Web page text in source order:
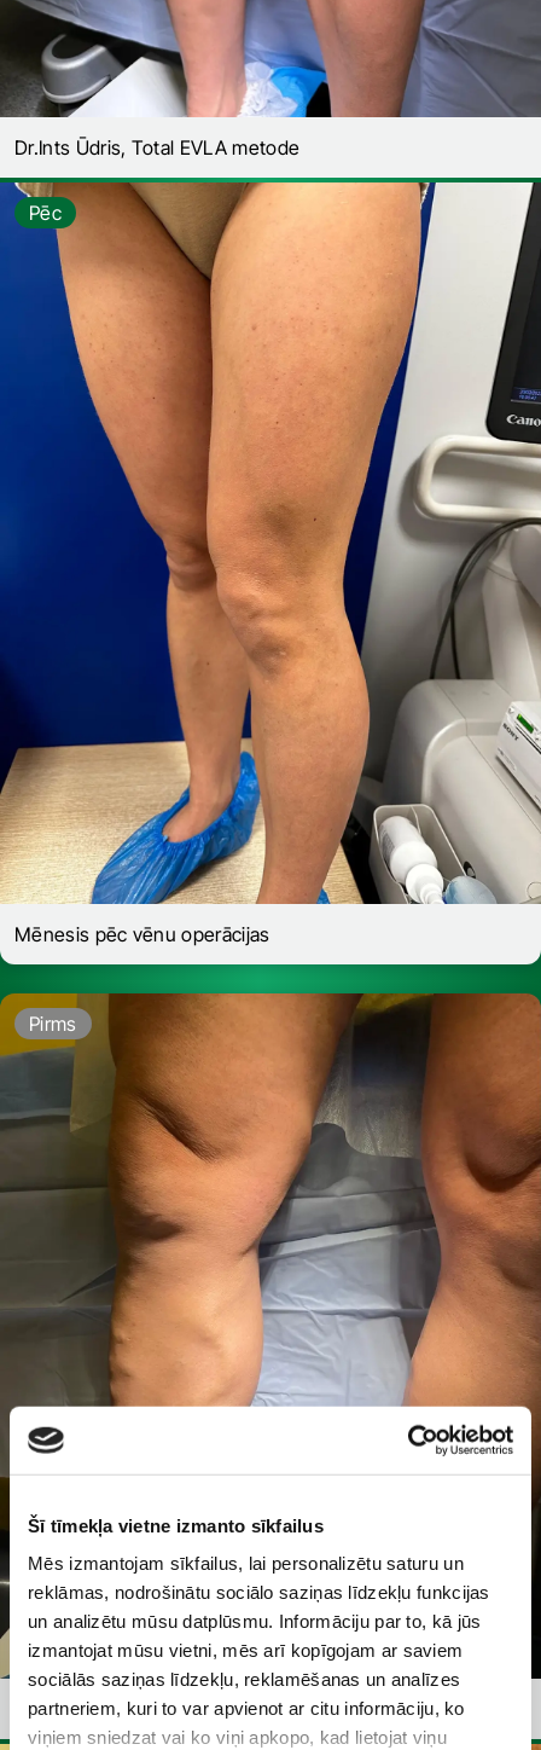
Šī tīmekļa vietne izmanto sīkfailus
Mēs izmantojam sīkfailus, lai personalizētu saturu un
reklāmas, nodrošinātu sociālo saziņas līdzekļu funkcijas
un analizētu mūsu datplūsmu. Informāciju par to, kā jūs
izmantojat mūsu vietni, mēs arī kopīgojam ar saviem
sociālās saziņas līdzekļu, reklamēšanas un analīzes
partneriem, kuri to var apvienot ar citu informāciju, ko
viņiem sniedzat vai ko viņi apkopo, kad lietojat viņu
Dr.Ints Ūdris, Total EVLA metode
Pēc
Mēnesis pēc vēnu operācijas
Pirms
Dr.Ints Ūdris, Total EVLA metode